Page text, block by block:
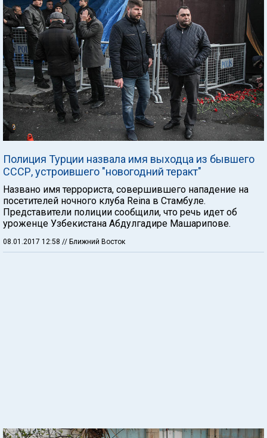
Полиция Турции назвала имя выходца из бывшего
СССР, устроившего "новогодний теракт"
Названо имя террориста, совершившего нападение на
посетителей ночного клуба Reina в Стамбуле.
Представители полиции сообщили, что речь идет об
уроженце Узбекистана Абдулгадире Машарипове.
08.01.2017 12:58 // Ближний Восток